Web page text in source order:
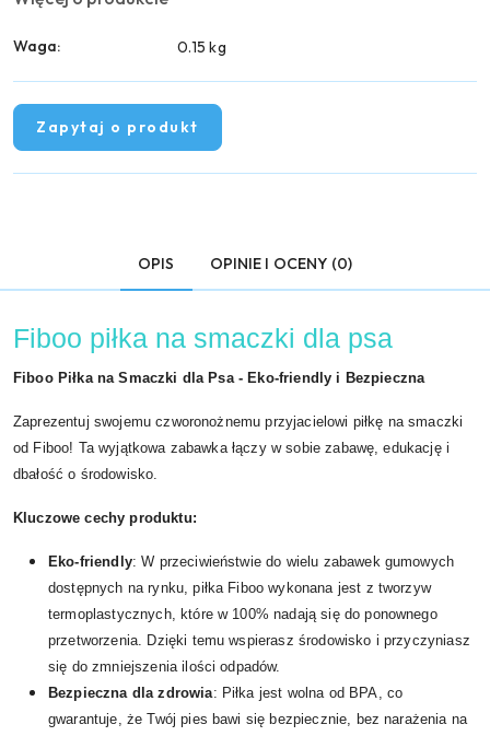
Waga: 0.15 kg
Zapytaj o produkt
OPIS OPINIE I OCENY (0)
Fiboo piłka na smaczki dla psa
Fiboo Piłka na Smaczki dla Psa - Eko-friendly i Bezpieczna
Zaprezentuj swojemu czworonożnemu przyjacielowi piłkę na smaczki
od Fiboo! Ta wyjątkowa zabawka łączy w sobie zabawę, edukację i
dbałość o środowisko.
Kluczowe cechy produktu:
Eko-friendly: W przeciwieństwie do wielu zabawek gumowych
dostępnych na rynku, piłka Fiboo wykonana jest z tworzyw
termoplastycznych, które w 100% nadają się do ponownego
przetworzenia. Dzięki temu wspierasz środowisko i przyczyniasz
się do zmniejszenia ilości odpadów.
Bezpieczna dla zdrowia: Piłka jest wolna od BPA, co
gwarantuje, że Twój pies bawi się bezpiecznie, bez narażenia na